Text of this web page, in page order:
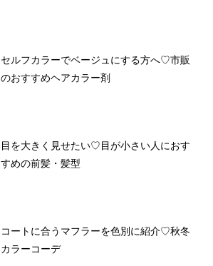
セルフカラーでベージュにする方へ♡市販
のおすすめヘアカラー剤
目を大きく見せたい♡目が小さい人におす
すめの前髪・髪型
コートに合うマフラーを色別に紹介♡秋冬
カラーコーデ